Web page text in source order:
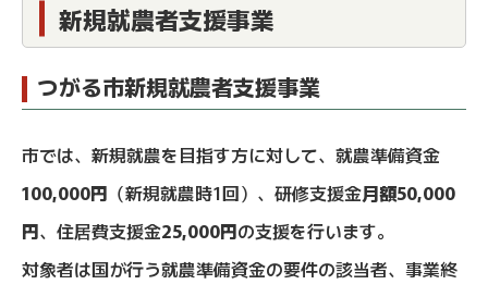
新規就農者支援事業
つがる市新規就農者支援事業
市では、新規就農を目指す方に対して、就農準備資金
100,000円 （新規就農時1回）、研修支援金月額50,000
円、住居費支援金25,000円の支援を行います。
対象者は国が行う就農準備資金の要件の該当者、事業終